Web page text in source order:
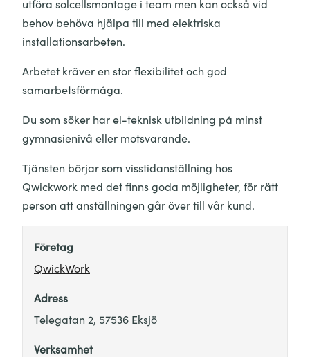
utföra solcellsmontage i team men kan också vid
behov behöva hjälpa till med elektriska
installationsarbeten.
Arbetet kräver en stor flexibilitet och god
samarbetsförmåga.
Du som söker har el-teknisk utbildning på minst
gymnasienivå eller motsvarande.
Tjänsten börjar som visstidanställning hos
Qwickwork med det finns goda möjligheter, för rätt
person att anställningen går över till vår kund.
Företag
QwickWork
Adress
Telegatan 2, 57536 Eksjö
Verksamhet